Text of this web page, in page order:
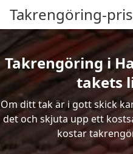
Takrengöring-
Takrengöring i
takets
Om ditt tak är i gott skick
det och skjuta upp ett
kostar